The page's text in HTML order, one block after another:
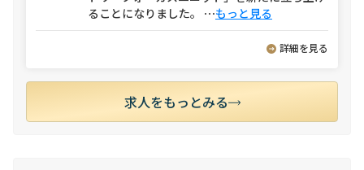
ることになりました。 ⋯もっと見る
詳細を見る
求人をもっとみる